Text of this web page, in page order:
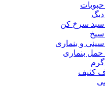
سبد سرخ کن
و بنماری
حمل بنماری
کثیف